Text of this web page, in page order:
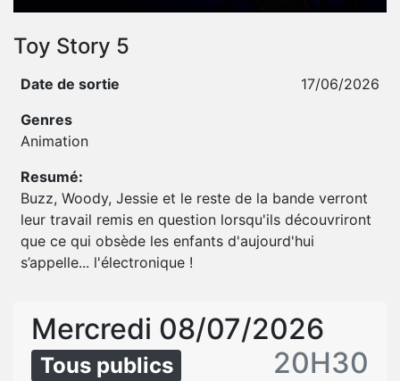
Toy Story 5
Date de sortie
17/06/2026
Genres
Animation
Resumé:
Buzz, Woody, Jessie et le reste de la bande verront
leur travail remis en question lorsqu'ils découvriront
que ce qui obsède les enfants d'aujourd'hui
s’appelle... l'électronique !
Mercredi 08/07/2026
Tous publics 20H30